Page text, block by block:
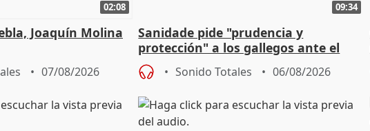
02:08
Joaquín Molina
07/08/2026
09:34
Sanidade pide "prudencia y
protección" a los gallegos ante el
eclipse del 12 de agosto
Sonido Totales 06/08/2026